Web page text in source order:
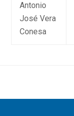
Antonio
José Vera
Conesa